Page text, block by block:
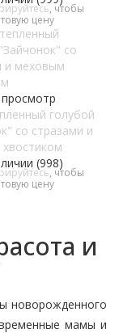
, чтобы
цену
голубой
со стразами и
(998)
, чтобы
цену
и
новорожденного
мамы и